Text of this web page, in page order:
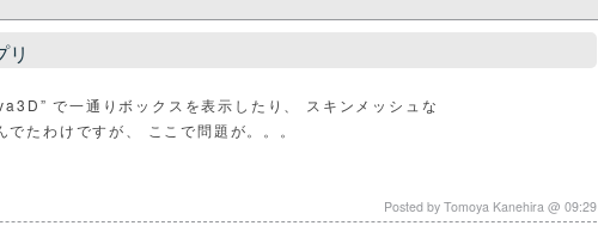
リ
で一通りボックスを表示したり、 スキンメッシュな
たわけですが、 ここで問題が。。。
Posted by Tomoya Kanehira @ 09:29